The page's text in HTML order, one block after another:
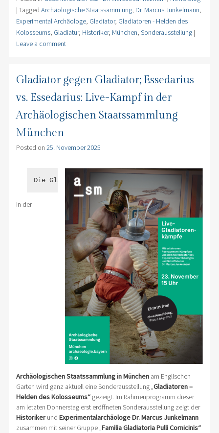
| Tagged Archäologische Staatssammlung, Dr. Marcus Junkelmann,
Experimental Archäologe, Gladiator, Gladiatoren - Helden des
Kolosseums, Gladiatur, Historiker, München, Sonderausstellung |
Leave a comment
Gladiator gegen Gladiator; Essedarius
vs. Essedarius: Live-Kampf in der
Archäologischen Staatssammlung
München
Posted on 25. November 2025
Die Gladiatoren sind in München!
In der
Archäologischen Staatssammlung in Münchenam Englischen
Garten wird ganz aktuell eine Sonderausstellung „Gladiatoren –
Helden des Kolosseums“ gezeigt. Im Rahmenprogramm dieser
am letzten Donnerstag erst eröffneten Sonderausstellung zeigt der
Historikerund ExperimentalarchäologeDr. Marcus Junkelmann
zusammen mit seiner Gruppe „Familia Gladiatoria Pulli Cornicinis“